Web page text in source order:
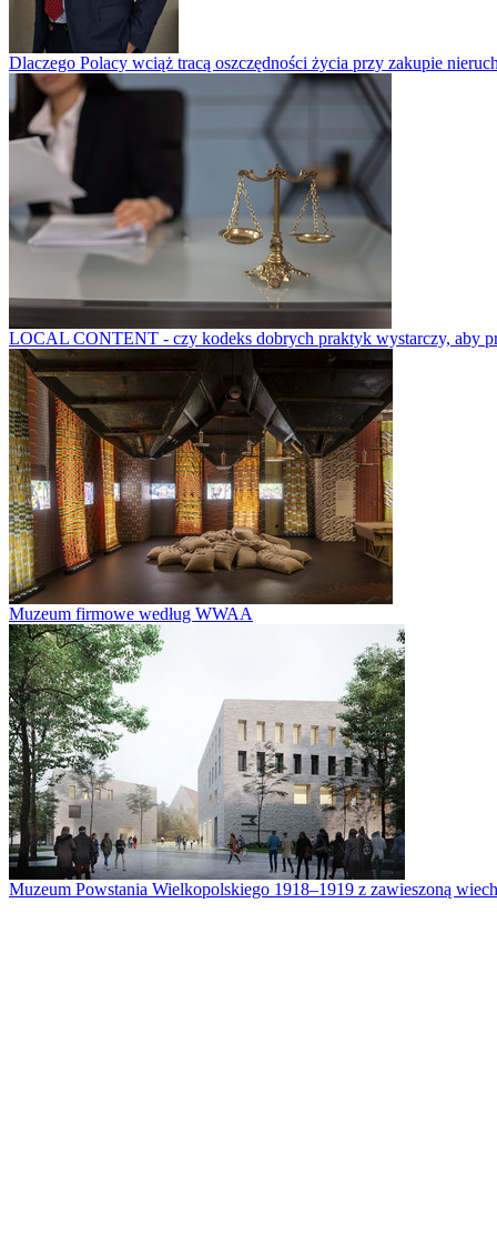
Dlaczego Polacy wciąż tracą oszczędności życia przy zakupie
LOCAL CONTENT - czy kodeks dobrych praktyk wystarczy, aby
Muzeum firmowe według WWAA
Muzeum Powstania Wielkopolskiego 1918–1919 z zawieszoną